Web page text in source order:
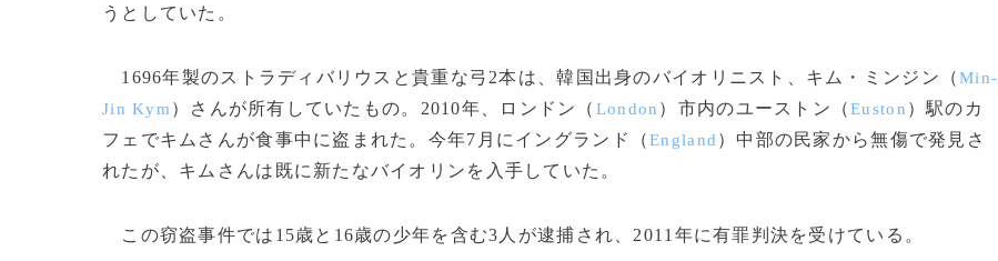
うとしていた。
1696年製のストラディバリウスと貴重な弓2本は、韓国出身のバイオリニスト、キム・ミンジン（Min-
Jin Kym ）さんが所有していたもの。2010年、ロンドン（ London ）市内のユーストン（Euston ）駅のカ
フェでキムさんが食事中に盗まれた。今年7月にイングランド（England ）中部の民家から無傷で発見さ
れたが、キムさんは既に新たなバイオリンを入手していた。
この窃盗事件では15歳と16歳の少年を含む3人が逮捕され、2011年に有罪判決を受けている。